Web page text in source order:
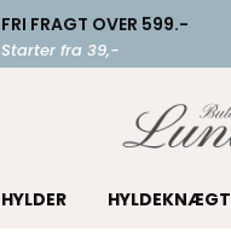
FRI FRAGT OVER 599.-
Starter fra 39,-
HYLDER HYLDEKNÆGT